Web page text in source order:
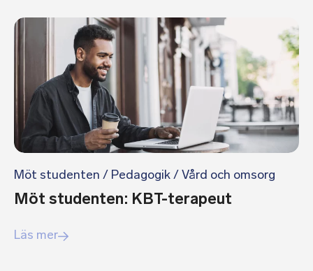
Möt studenten / Pedagogik/Vård och omsorg
Möt studenten: KBT-terapeut
Läs mer